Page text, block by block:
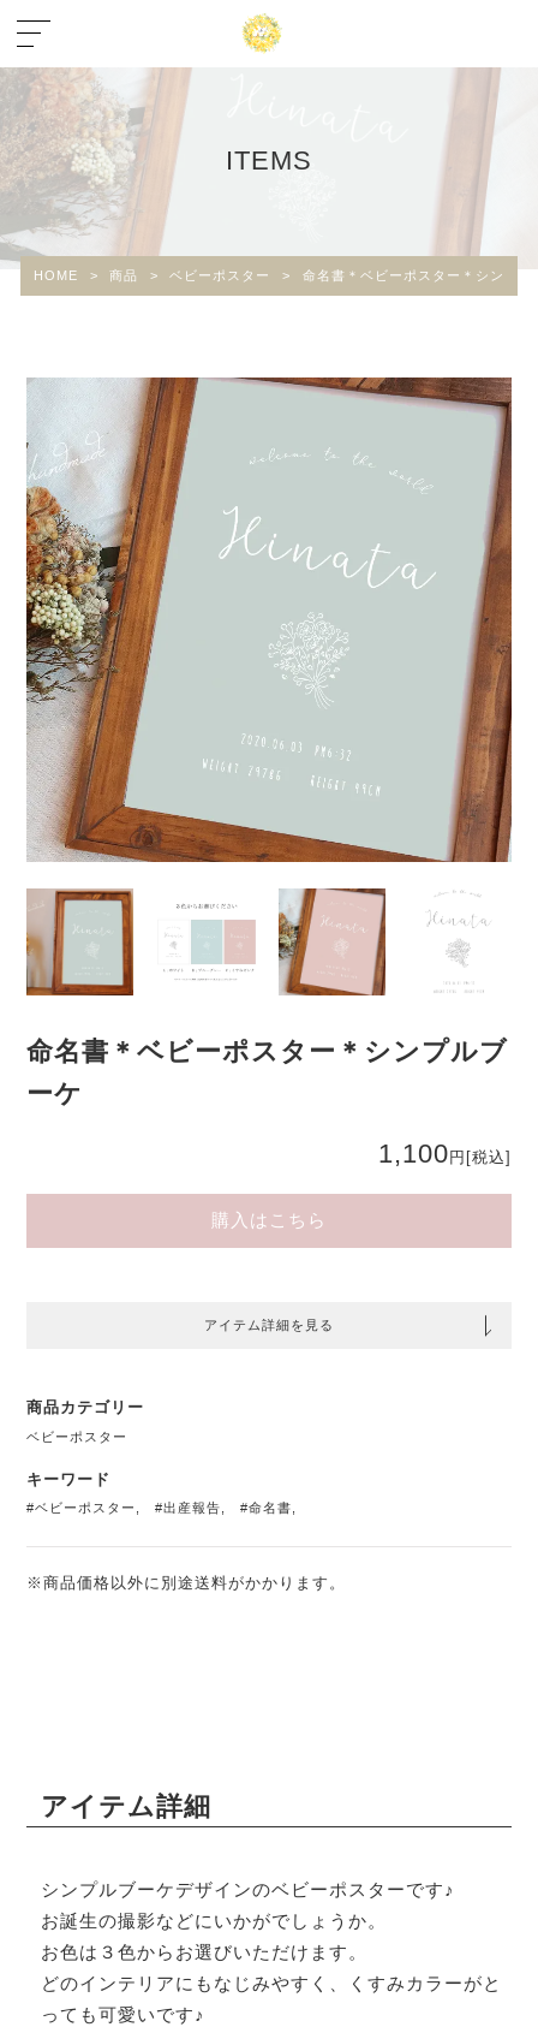
ITEMS
HOME > 商品 > ベビーポスター > 命名書＊ベビーポスター＊シンプル
命名書＊ベビーポスター＊シンプルブ
ーケ
1,100 円 [税込]
購入はこちら
アイテム詳細を見る
商品カテゴリー
ベビーポスター
キーワード
#ベビーポスター ,#出産報告 ,#命名書
※商品価格以外に別途送料がかかります。
アイテム詳細
シンプルブーケデザインのベビーポスターです♪
お誕生の撮影などにいかがでしょうか。
お色は３色からお選びいただけます。
どのインテリアにもなじみやすく、くすみカラーがと
っても可愛いです♪